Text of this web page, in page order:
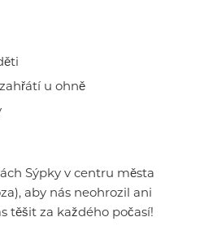
u ohně
Sýpky v centru města
aby nás neohrozil ani
těšit za každého počasí!